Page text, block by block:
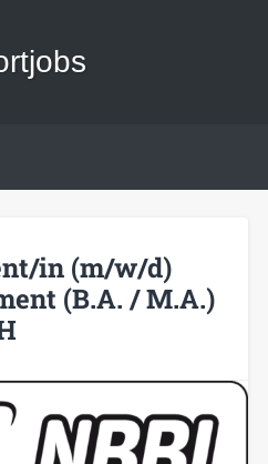
in (m/w/d)
(B.A. / M.A.)